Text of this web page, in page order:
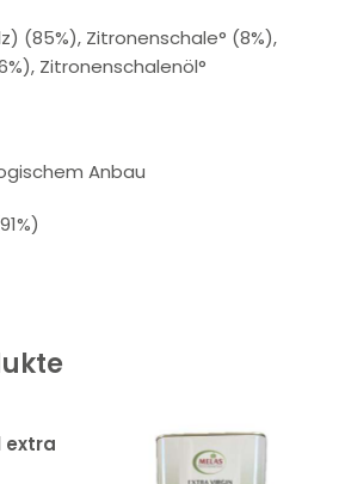
(85%), Zitronenschale° (8%),
Zitronenschalenöl°
Anbau
extra